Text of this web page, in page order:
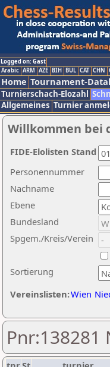
Logged on: Gast
Arabic ARM AZE BIH BUL CAT CHN
Home Tournament-
Turnierschach-Elozahl
Allgemeines Turnier
Willkommen bei
Nachname
Ebene
Sortierung
Personennummer
Bundesland
Spgem./Kreis/Verein
Vereinslisten:Wien
FIDE-Elolisten Stand
Pnr:138281